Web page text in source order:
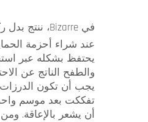
في Bizarre، ننتج بدل ركوب الأمواج المقاومة للحروق التي تصمد أمام اختبار الزمن وتحمي جسمك بينما تستمتع بأقصى استفادة من ركوب الأمواج
عند شراء أحزمة
والطفح الناتج عن
يجب أن تكون
تفككت بعد موسم
أن يشعر بالإعاقة.